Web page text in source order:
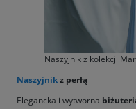
Naszyjnik z kolekcji
Naszyjnikz perłą
Elegancka i wytworna